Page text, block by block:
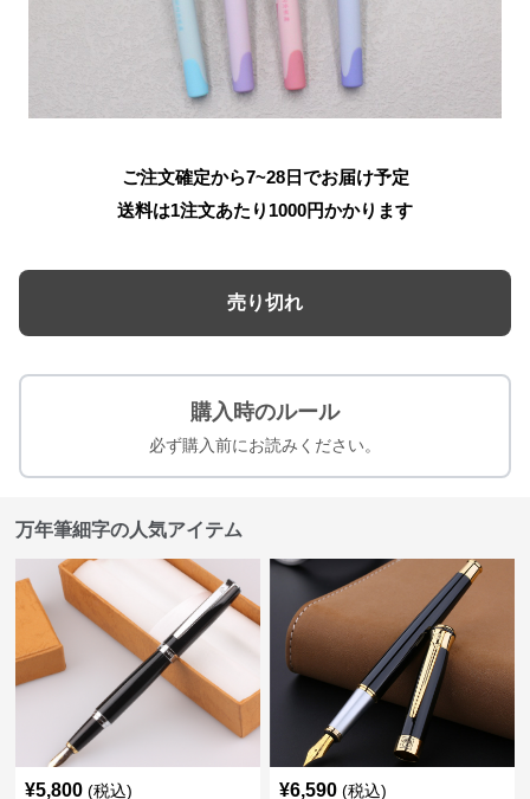
ご注文確定から7~28日でお届け予定
送料は1注文あたり 1000円かかります
売り切れ
購入時のルール
必ず購入前にお読みください。
万年筆細字の人気アイテム
¥5,800 (税込) ¥6,590 (税込)